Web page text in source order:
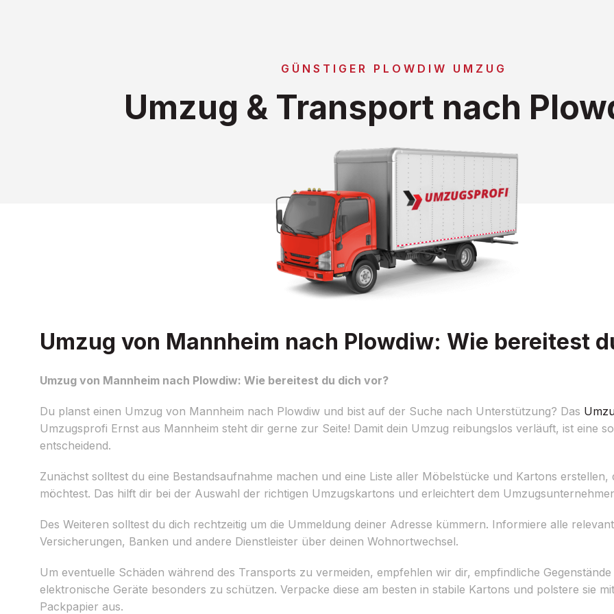
GÜNSTIGER PLOWDIW UMZUG
Umzug & Transport nach
Umzug von Mannheim nach Plowdiw: Wie bereitest
Umzug von Mannheim nach Plowdiw: Wie bereitest du dich vor?
Du planst einen Umzug von Mannheim nach Plowdiw und bist auf der Suche nach Unterstützung? Das
Umzugsprofi Ernst aus Mannheim steht dir gerne zur Seite! Damit dein Umzug reibungslos verläuft, ist eine
entscheidend.
Zunächst solltest du eine Bestandsaufnahme machen und eine Liste aller Möbelstücke und Kartons erstellen,
möchtest. Das hilft dir bei der Auswahl der richtigen Umzugskartons und erleichtert dem
Des Weiteren solltest du dich rechtzeitig um die Ummeldung deiner Adresse kümmern. Informiere alle
Versicherungen, Banken und andere Dienstleister über deinen Wohnortwechsel.
Um eventuelle Schäden während des Transports zu vermeiden, empfehlen wir dir, empfindliche
elektronische Geräte besonders zu schützen. Verpacke diese am besten in stabile Kartons und polstere sie
Packpapier aus.